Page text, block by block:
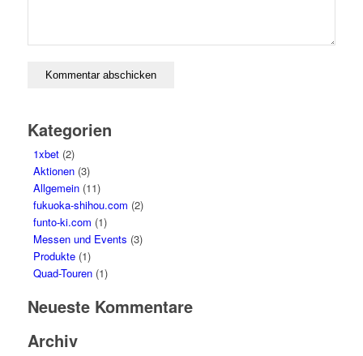
Kategorien
1xbet(2)
Aktionen(3)
Allgemein(11)
fukuoka-shihou.com (2)
funto-ki.com (1)
Messen und Events (3)
Produkte(1)
Quad-Touren(1)
Neueste Kommentare
Archiv